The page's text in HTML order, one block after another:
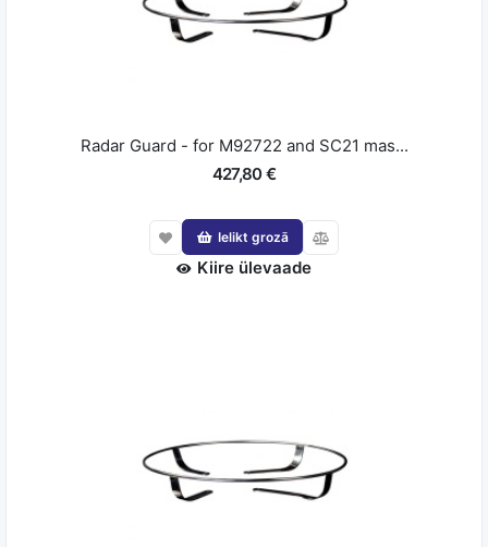
Radar Guard - for M92722 and SC21 mas...
427,80 €
Ielikt grozā
Kiire ülevaade